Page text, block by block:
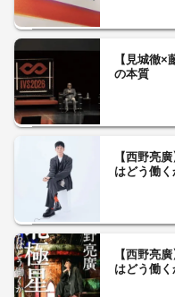
【見城徹
の本質
【西野亮
はどう働く
【西野亮
はどう働く